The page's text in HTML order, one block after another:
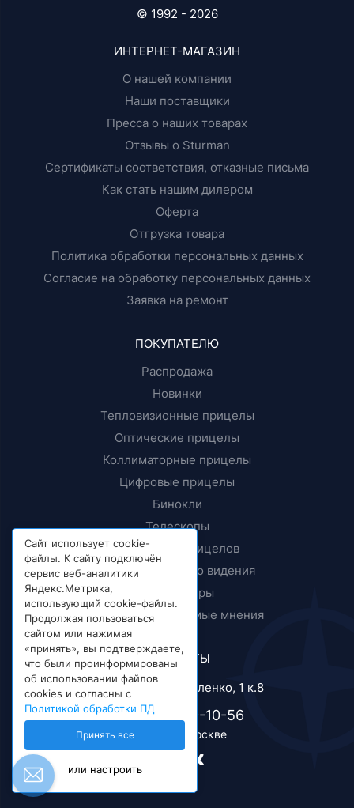
© 1992 - 2026
ИНТЕРНЕТ-МАГАЗИН
О нашей компании
Наши поставщики
Пресса о наших товарах
Отзывы о Sturman
Сертификаты соответствия, отказные письма
Как стать нашим дилером
Оферта
Отгрузка товара
Политика обработки персональных данных
Согласие на обработку персональных данных
Заявка на ремонт
ПОКУПАТЕЛЮ
Распродажа
Новинки
Тепловизионные прицелы
Оптические прицелы
Коллиматорные прицелы
Цифровые прицелы
Бинокли
Телескопы
Крепления прицелов
Приборы ночного видения
Дальномеры
Тесты и независимые мнения
КОНТАКТЫ
г. Москва, ул. Короленко, 1 к.8
+7 (495) 989-10-56
Телефон в Москве
Сайт использует cookie-
файлы. К сайту подключён
сервис веб-аналитики
Яндекс.Метрика,
использующий cookie-файлы.
Продолжая пользоваться
сайтом или нажимая
«принять», вы подтверждаете,
что были проинформированы
об использовании файлов
cookies и согласны с
Политикой обработки ПД
Принять все
или настроить